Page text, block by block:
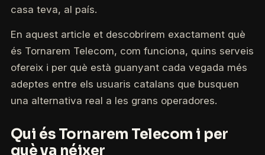
casa teva, al país.
En aquest article et descobrirem exactament què
és Tornarem Telecom, com funciona, quins serveis
ofereix i per què està guanyant cada vegada més
adeptes entre els usuaris catalans que busquen
una alternativa real a les grans operadores.
Qui és Tornarem Telecom i per
què va néixer